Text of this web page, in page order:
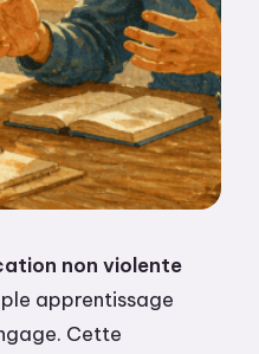
non violente
apprentissage
Cette